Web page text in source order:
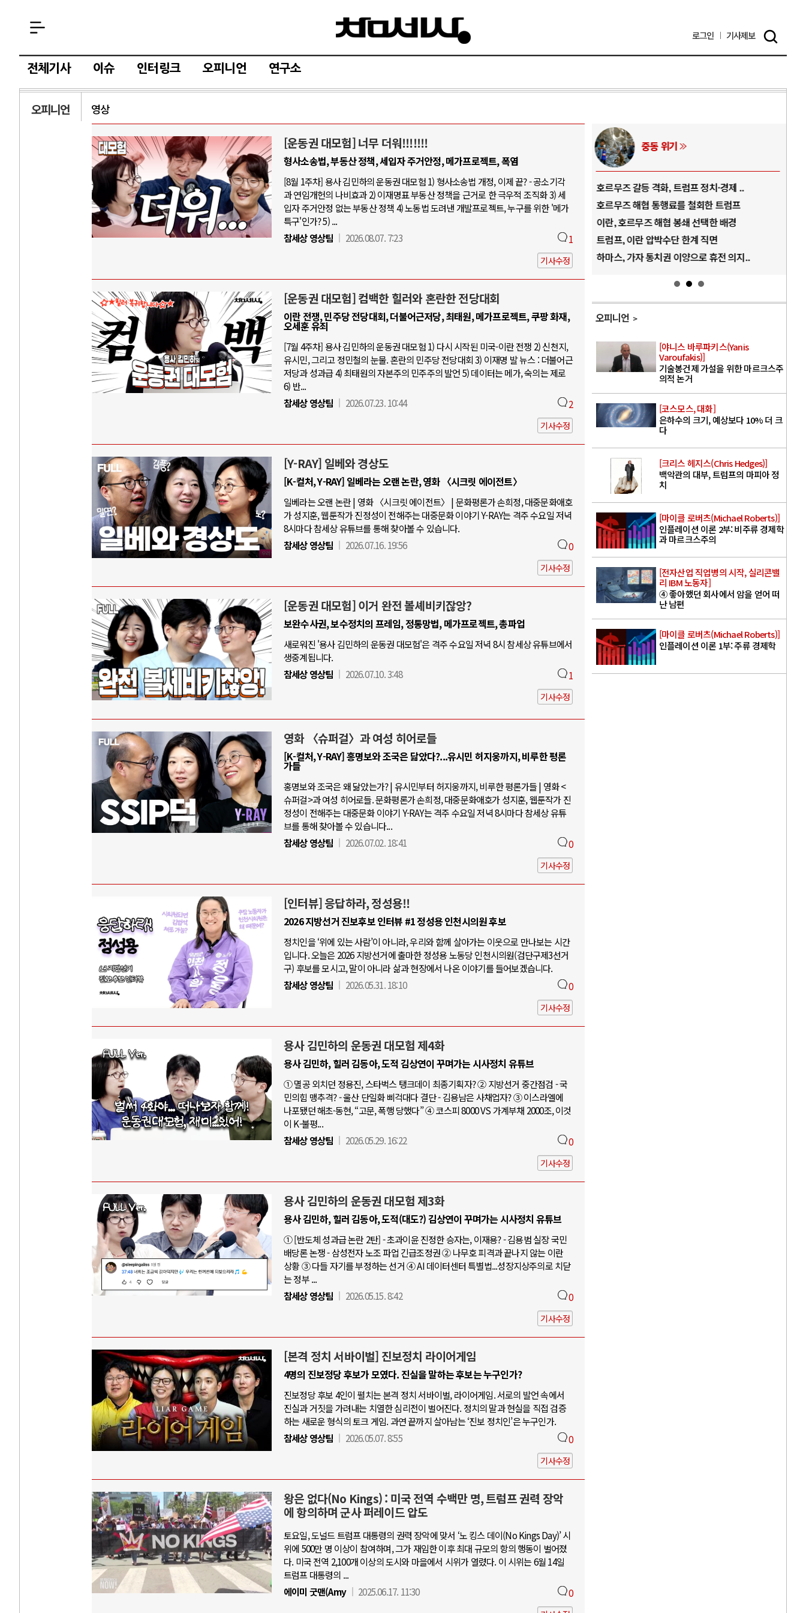
로그인 기사제보
전체기사 이슈 인터링크 오피니언 연구소
오피니언 영상
[운동권 대모험] 너무 더워!!!!!!!
형사소송법, 부동산 정책, 세입자 주거안정, 메가프로젝트, 폭염
[8월 1주차] 용사 김민하의 운동권 대모험 1) 형사소송법 개정, 이제 끝? - 공소기각
과 연임개헌의 나비효과 2) 이재명표 부동산 정책을 근거로 한 극우적 조직화 3) 세
입자 주거안정 없는 부동산 정책 4) 노동법 도려낸 개발프로젝트, 누구를 위한 '메가
특구'인가? 5) ...
참세상 영상팀
2026.08.07. 7:23 1
기사수정
[운동권 대모험] 컴백한 힐러와 혼란한 전당대회
이란 전쟁, 민주당 전당대회, 더불어근저당, 최태원, 메가프로젝트, 쿠팡 화재,
오세훈 유죄
[7월 4주차] 용사 김민하의 운동권 대모험 1) 다시 시작된 미국-이란 전쟁 2) 신천지,
유시민, 그리고 정민철의 눈물. 혼란의 민주당 전당대회 3) 이재명 발 뉴스 : 더불어근
저당과 성과급 4) 최태원의 자본주의 민주주의 발언 5) 데이터는 메가, 숙의는 제로
6) 반...
참세상 영상팀
2026.07.23. 10:44 2
기사수정
[Y-RAY] 일베와 경상도
[K-컬처, Y-RAY] 일베라는 오랜 논란, 영화 〈시크릿 에이전트〉
일베라는 오랜 논란 | 영화 〈시크릿 에이전트〉 | 문화평론가 손희정, 대중문화애호
가 성지훈, 웹툰작가 진정성이 전해주는 대중문화 이야기 Y-RAY는 격주 수요일 저녁
8시마다 참세상 유튜브를 통해 찾아볼 수 있습니다.
참세상 영상팀
2026.07.16. 19:56 0
기사수정
[운동권 대모험] 이거 완전 볼셰비키잖앙?
보완수사권, 보수정치의 프레임, 정통망법, 메가프로젝트, 총파업
새로워진 '용사 김민하의 운동권 대모험'은 격주 수요일 저녁 8시 참세상 유튜브에서
생중계됩니다.
참세상 영상팀
2026.07.10. 3:48 1
기사수정
영화 〈슈퍼걸〉과 여성 히어로들
[K-컬처, Y-RAY] 홍명보와 조국은 닮았다?...유시민 허지웅까지, 비루한 평론
가들
홍명보와 조국은 왜 닮았는가? | 유시민부터 허지웅까지, 비루한 평론가들 | 영화 <
슈퍼걸>과 여성 히어로들. 문화평론가 손희정, 대중문화애호가 성지훈, 웹툰작가 진
정성이 전해주는 대중문화 이야기 Y-RAY는 격주 수요일 저녁 8시마다 참세상 유튜
브를 통해 찾아볼 수 있습니다...
참세상 영상팀
2026.07.02. 18:41 0
기사수정
[인터뷰] 응답하라, 정성용!!
2026 지방선거 진보후보 인터뷰 #1 정성용 인천시의원 후보
정치인을 ‘위에 있는 사람’이 아니라, 우리와 함께 살아가는 이웃으로 만나보는 시간
입니다. 오늘은 2026 지방선거에 출마한 정성용 노동당 인천시의원(검단구제3선거
구) 후보를 모시고, 말이 아니라 삶과 현장에서 나온 이야기를 들어보겠습니다.
참세상 영상팀
2026.05.31. 18:10 0
기사수정
용사 김민하의 운동권 대모험 제4화
용사 김민하, 힐러 김동아, 도적 김상연이 꾸며가는 시사정치 유튜브
① 멸공 외치던 정용진, 스타벅스 탱크데이 최종기획자? ② 지방선거 중간점검 - 국
민의힘 맹추격? - 울산 단일화 삐걱대다 결단 - 김용남은 사채업자? ③ 이스라엘에
나포됐던 해초·동현, “고문, 폭행 당했다” ④ 코스피 8000 VS 가계부채 2000조, 이것
이 K-불평...
참세상 영상팀
2026.05.29. 16:22 0
기사수정
용사 김민하의 운동권 대모험 제3화
용사 김민하, 힐러 김동아, 도적(대도?) 김상연이 꾸며가는 시사정치 유튜브
① [반도체 성과급 논란 2탄] - 초과이윤 진정한 승자는, 이재용? - 김용범 실장 국민
배당론 논쟁 - 삼성전자 노조 파업 긴급조정권 ② 나무호 피격과 끝나지 않는 이란
상황 ③ 다들 자기를 부정하는 선거 ④ AI 데이터센터 특별법...성장지상주의로 치닫
는 정부 ...
참세상 영상팀
2026.05.15. 8:42 0
기사수정
[본격 정치 서바이벌] 진보정치 라이어게임
4명의 진보정당 후보가 모였다. 진실을 말하는 후보는 누구인가?
진보정당 후보 4인이 펼치는 본격 정치 서바이벌, 라이어게임. 서로의 발언 속에서
진실과 거짓을 가려내는 치열한 심리전이 벌어진다. 정치의 말과 현실을 직접 검증
하는 새로운 형식의 토크 게임. 과연 끝까지 살아남는 ‘진보 정치인’은 누구인가.
참세상 영상팀
2026.05.07. 8:55 0
기사수정
왕은 없다(No Kings) : 미국 전역 수백만 명, 트럼프 권력 장악
에 항의하며 군사 퍼레이드 압도
토요일, 도널드 트럼프 대통령의 권력 장악에 맞서 ‘노 킹스 데이(No Kings Day)’ 시
위에 500만 명 이상이 참여하며, 그가 재임한 이후 최대 규모의 항의 행동이 벌어졌
다. 미국 전역 2,100개 이상의 도시와 마을에서 시위가 열렸다. 이 시위는 6월 14일
트럼프 대통령의 ...
에이미 굿맨(Amy
2025.06.17. 11:30 0
AI와 인간
중국 AI, 저가 공세로 글로벌 토큰 시..
AI 국부펀드 구상 놓고 미국 진보진영 ..
AI 데이터센터 반대 투쟁은 새로운 글로..
AI의 숨은 환경 비용: 데이터센터 확산..
전쟁의 추상화: 우크라이나, 대리전의 역..
EU·우크라이나 드론 협력 직후, 러시아..
우크라이나, 덴마크, 에스토니아, 네덜란..
러·우크라, 대규모 공습 주고받아…민간 ..
중동 위기
호르무즈 갈등 격화, 트럼프 정치·경제 ..
호르무즈 해협 통행료를 철회한 트럼프
이란, 호르무즈 해협 봉쇄 선택한 배경
트럼프, 이란 압박수단 한계 직면
하마스, 가자 통치권 이양으로 휴전 의지..
오피니언
[야니스 바루파키스(Yanis
Varoufakis)]
기술봉건제 가설을 위한 마르크스주
의적 논거
[코스모스, 대화]
은하수의 크기, 예상보다 10% 더 크
다
[크리스 헤지스(Chris Hedges)]
백악관의 대부, 트럼프의 마피아 정
치
[마이클 로버츠(Michael Roberts)]
인플레이션 이론 2부: 비주류 경제학
과 마르크스주의
[전자산업 직업병의 시작, 실리콘밸
리 IBM 노동자]
④ 좋아했던 회사에서 암을 얻어 떠
난 남편
[마이클 로버츠(Michael Roberts)]
인플레이션 이론 1부: 주류 경제학